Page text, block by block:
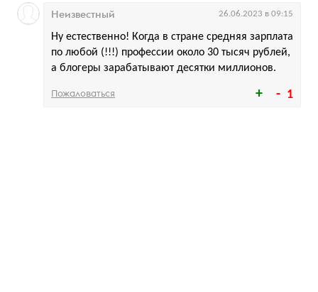
1
Ну естественно! Когда в стране средняя зарплата
по любой (!!!) профессии около 30 тысяч рублей,
а блогеры зарабатывают десятки миллионов.
Неизвестный 26.06.2023 в 09:15
Пожаловаться